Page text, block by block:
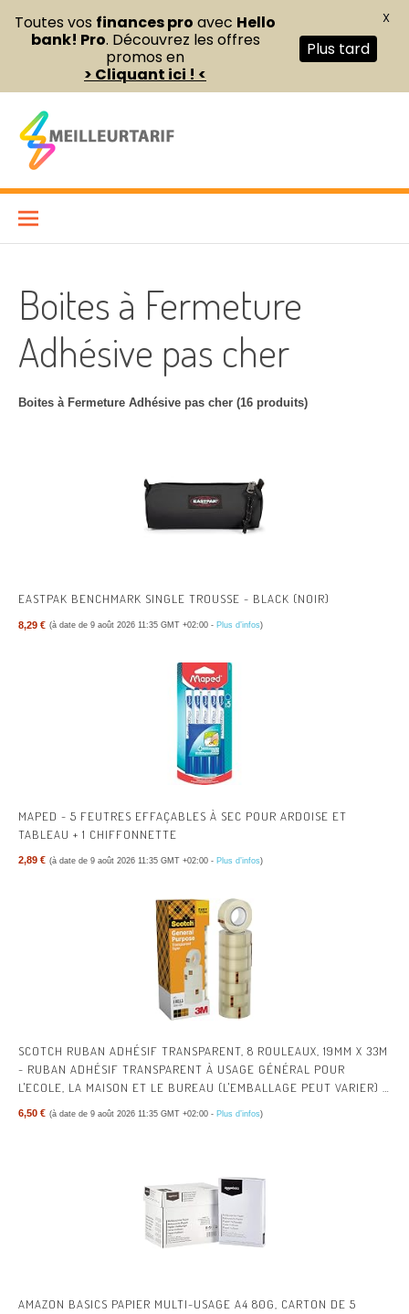
contenu
Meilleur Tarif
Boites à Fermeture
Adhésive pas cher
Boites à Fermeture Adhésive pas cher (16 produits)
EASTPAK BENCHMARK SINGLE TROUSSE - BLACK (NOIR)
8,29 € (à date de 9 août 2026 11:35 GMT +02:00 - Plus d’infos)
MAPED - 5 FEUTRES EFFAÇABLES À SEC POUR ARDOISE ET
TABLEAU + 1 CHIFFONNETTE
2,89 € (à date de 9 août 2026 11:35 GMT +02:00 - Plus d’infos)
SCOTCH RUBAN ADHÉSIF TRANSPARENT, 8 ROULEAUX, 19MM X 33M
- RUBAN ADHÉSIF TRANSPARENT À USAGE GÉNÉRAL POUR
L'ECOLE, LA MAISON ET LE BUREAU (L'EMBALLAGE PEUT VARIER) |
6,50 € (à date de 9 août 2026 11:35 GMT +02:00 - Plus d’infos)
AMAZON BASICS PAPIER MULTI-USAGE A4 80G, CARTON DE 5
Toutes vos finances pro avec Hello
bank! Pro. Découvrez les offres
promos en
> Cliquant ici ! <
Plus tard
X